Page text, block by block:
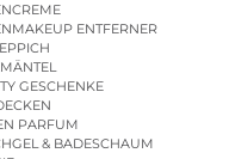
ENTFERNER
GESCHENKE
PARFUM
& BADESCHAUM